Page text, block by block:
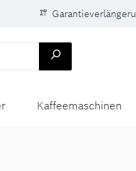
Kaffeemaschinen